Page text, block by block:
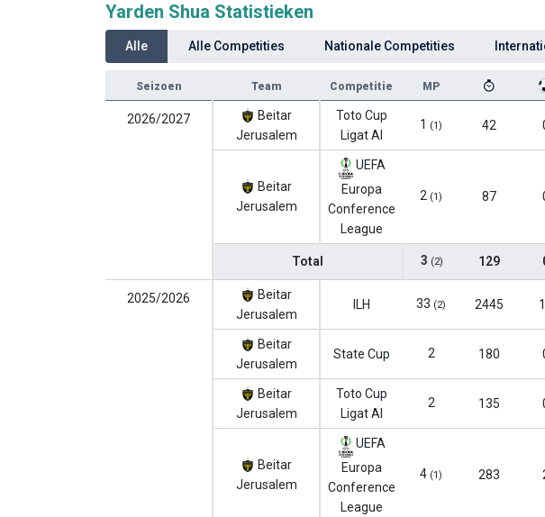
Yarden Shua Statistieken
Alle Alle Competities Nationale Competities
Seizoen Team Competitie MP
2026/2027
Beitar
Jerusalem
Toto Cup
Ligat Al
1 (1) 42
Beitar
Jerusalem
UEFA
Europa
Conference
League
2 (1) 87
Total 3 (2) 129
2025/2026
Beitar
Jerusalem
ILH 33 (2) 2445
Beitar
Jerusalem
State Cup 2 180
Beitar
Jerusalem
Toto Cup
Ligat Al
2 135
Beitar
Jerusalem
UEFA
Europa
Conference
League
4 (1) 283